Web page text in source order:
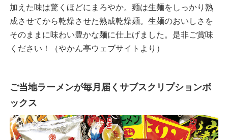
加えた味は驚くほどにまろやか。麺は生麺をしっかり熟
成させてから乾燥させた熟成乾燥麺。生麺のおいしさを
そのままに味わい豊かな麺に仕上げました。是非ご賞味
ください！（やかん亭ウェブサイトより）
ご当地ラーメンが毎月届くサブスクリプションボ
ックス